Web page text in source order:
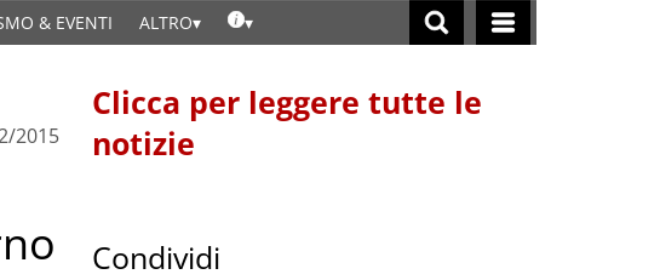
& EVENTI ALTRO
2015
Clicca per leggere tutte le
notizie
Condividi